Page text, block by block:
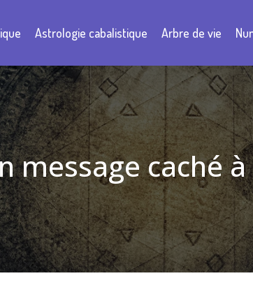
Astrologie cabalistique Arbre de vie
message caché